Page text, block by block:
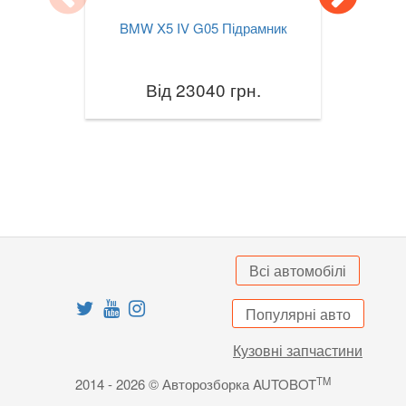
X3M III F97BMW X5 IV G05 Підрамник
Від 23040 грн.
Всі автомобілі
Популярні авто
Кузовні запчастини
2014 - 2026 © Авторозборка AUTOBOTTM